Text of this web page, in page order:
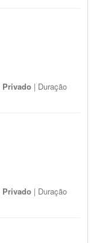
Privado | Duração
Privado | Duração